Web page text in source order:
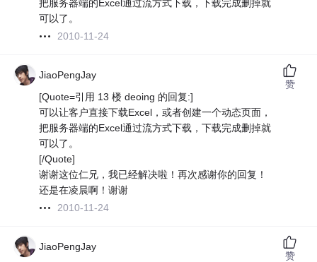
把服务器端的Excel通过流方式下载，下载完成删掉就
可以了。
2010-11-24
JiaoPengJay
[Quote=引用 13 楼 deoing 的回复:]
可以让客户直接下载Excel，或者创建一个动态页面，
把服务器端的Excel通过流方式下载，下载完成删掉就
可以了。
[/Quote]
谢谢这位仁兄，我已经解决啦！再次感谢你的回复！
还是在凌晨啊！谢谢
2010-11-24
赞
JiaoPengJay
赞